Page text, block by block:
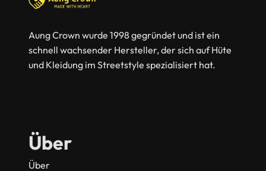
Aung Crown wurde 1998 gegründet und ist ein
schnell wachsender Hersteller, der sich auf Hüte
und Kleidung im Streetstyle spezialisiert hat.
Über
Über